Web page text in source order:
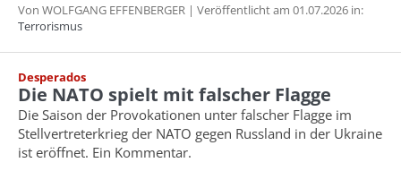
Von WOLFGANG EFFENBERGER | Veröffentlicht am 01.07.2026 in:
Terrorismus
Desperados
Die NATO spielt mit falscher Flagge
Die Saison der Provokationen unter falscher Flagge im
Stellvertreterkrieg der NATO gegen Russland in der Ukraine
ist eröffnet. Ein Kommentar.